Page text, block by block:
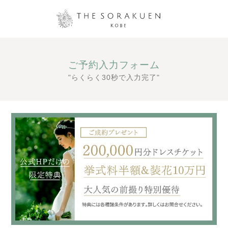
ご予約入力フォーム
"らくらく30秒で入力完了"